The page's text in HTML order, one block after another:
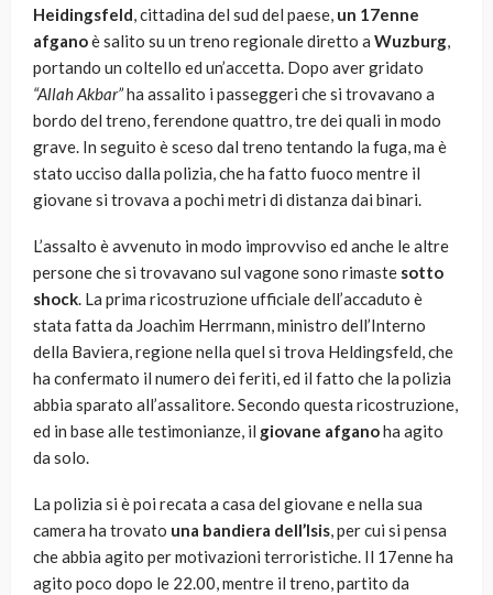
Heidingsfeld, cittadina del sud del paese, un 17enne
afganoè salito su un treno regionale diretto a Wuzburg,
portando un coltello ed un’accetta. Dopo aver gridato
“Allah Akbar”ha assalito i passeggeri che si trovavano a
bordo del treno, ferendone quattro, tre dei quali in modo
grave. In seguito è sceso dal treno tentando la fuga, ma è
stato ucciso dalla polizia, che ha fatto fuoco mentre il
giovane si trovava a pochi metri di distanza dai binari.
L’assalto è avvenuto in modo improvviso ed anche le altre
persone che si trovavano sul vagone sono rimaste sotto
shock. La prima ricostruzione ufficiale dell’accaduto è
stata fatta da Joachim Herrmann, ministro dell’Interno
della Baviera, regione nella quel si trova Heldingsfeld, che
ha confermato il numero dei feriti, ed il fatto che la polizia
abbia sparato all’assalitore. Secondo questa ricostruzione,
ed in base alle testimonianze, il giovane afganoha agito
da solo.
La polizia si è poi recata a casa del giovane e nella sua
camera ha trovato una bandiera dell’Isis, per cui si pensa
che abbia agito per motivazioni terroristiche. Il 17enne ha
agito poco dopo le 22.00, mentre il treno, partito da